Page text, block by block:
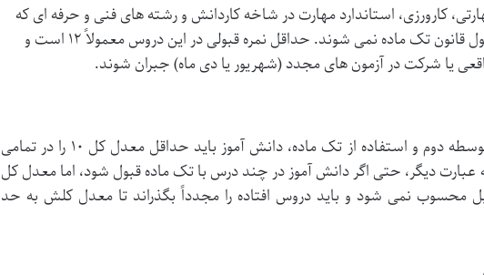
کارورزی، استاندارد مهارت در شاخه کاردانش و رشته های فنی و حرفه ای که
ماهیت عملی دارند، مشمول قانون تک ماده نمی شوند. حداقل نمره قبولی در این دروس معمولاً ۱۲ است و
یا شرکت در آزمون های مجدد (شهریور یا دی ماه) جبران شوند.
برای فارغ التحصیلی از دوره متوسطه دوم و استفاده از تک ماده، دانش آموز باید حداقل معدل کل ۱۰ را در تمامی
دیگر، حتی اگر دانش آموز در چند درس با تک ماده قبول شود، اما معدل کل
التحصیل محسوب نمی شود و باید دروس افتاده را مجدداً بگذراند تا معدل کلش به حد